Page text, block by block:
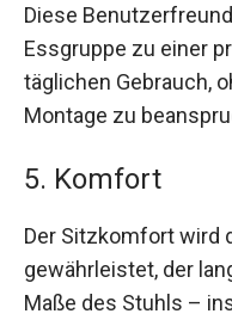
Diese
Essgruppe zu einer
täglichen Gebrauch,
Montage zu
5. Komfort
Der Sitzkomfort wird
gewährleistet, der
Maße des Stuhls –